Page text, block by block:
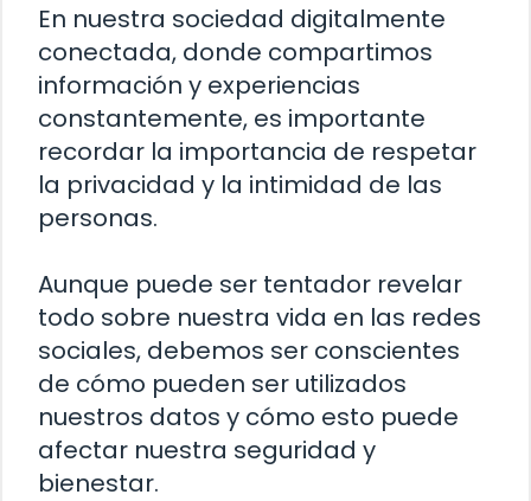
En nuestra sociedad digitalmente
conectada, donde compartimos
información y experiencias
constantemente, es importante
recordar la importancia de respetar
la privacidad y la intimidad de las
personas.
Aunque puede ser tentador revelar
todo sobre nuestra vida en las redes
sociales, debemos ser conscientes
de cómo pueden ser utilizados
nuestros datos y cómo esto puede
afectar nuestra seguridad y
bienestar.